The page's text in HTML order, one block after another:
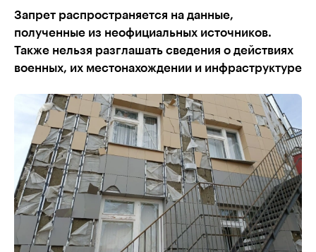
Запрет распространяется на данные,
полученные из неофициальных источников.
Также нельзя разглашать сведения о действиях
военных, их местонахождении и инфраструктуре